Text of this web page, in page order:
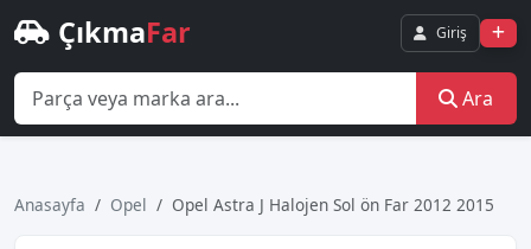
ÇıkmaFar Giriş
Ara
Anasayfa Opel Opel Astra J Halojen Sol ön Far 2012 2015